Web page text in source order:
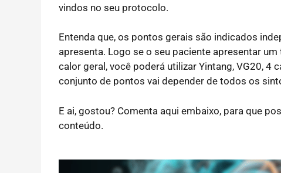
vindos no seu protocolo.
Entenda que, os pontos gerais são indicados
apresenta. Logo se o seu paciente apresentar
calor geral, você poderá utilizar Yintang, VG20, 4
conjunto de pontos vai depender de todos os
E ai, gostou? Comenta aqui embaixo, para que
conteúdo.